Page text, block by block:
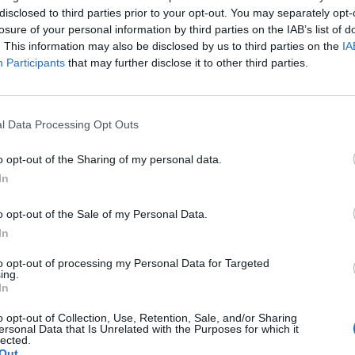
to third parties prior to your opt-out. You may separately
of your personal information by third parties on the IAB’s list of
This information may also be disclosed by us to third parties on the
Participants that may further disclose it to other third parties.
Data Processing Opt Outs
opt-out of the Sharing of my personal data.
opt-out of the Sale of my Personal Data.
opt-out of processing my Personal Data for Targeted
opt-out of Collection, Use, Retention, Sale, and/or Sharing
Data that Is Unrelated with the Purposes for which it
hidegélelmiszert vásárolni a boltokban SZÉP-
Minisztérium az RTL Híradóval.
lehet majd használni. Az OTP Bank Szép-kártya
portfolio.hu hírarchívumához tartozik, melynek olvasása
tartalmazza:
cikkarchívum
elmúlt 2 év napon belüli